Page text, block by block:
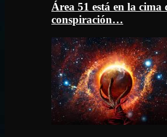
Área 51 está en la cima
conspiración…